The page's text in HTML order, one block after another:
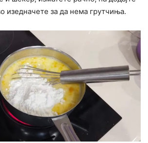
изедначете за да нема грутчиња.